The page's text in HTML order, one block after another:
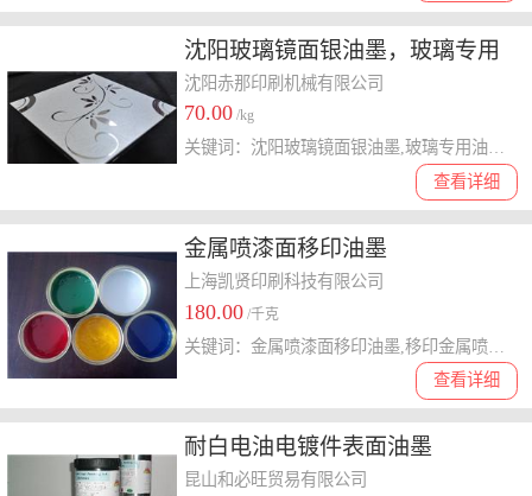
沈阳玻璃镜面银油墨，玻璃专用
油墨，沈阳艺术玻璃橱柜镜面油
墨价格
沈阳赤那印刷机械有限公司
70.00 /kg
查看详细
关键词：沈阳玻璃镜面银油墨,玻璃专用油墨,沈阳艺术玻璃橱柜镜面油墨价格
金属喷漆面移印油墨
上海凯贤印刷科技有限公司
180.00 /千克
查看详细
耐白电油电镀件表面油墨
昆山和必旺贸易有限公司